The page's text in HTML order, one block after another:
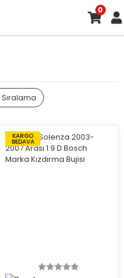
0
Sıralama
KARGO
BEDAVA